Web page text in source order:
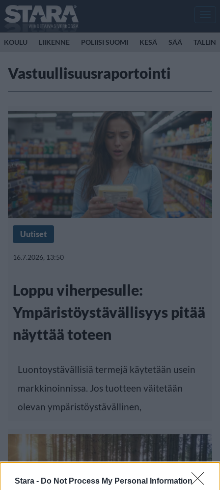
Stara - Do Not Process My Personal Information
KOULU LIIKENNE POLIISI SUOMI KESÄ SÄÄ
Vastuullisuusraportointi
Uutiset
16.7.2026, 13:50
Loppu viherpesulle:
Ympäristöystävällisyys pitää
näyttää toteen
Luontoystävällisiä termejä käytetään usein
markkinoinnissa. Jos tuotteen väitetään
olevan ympäristöystävällinen,